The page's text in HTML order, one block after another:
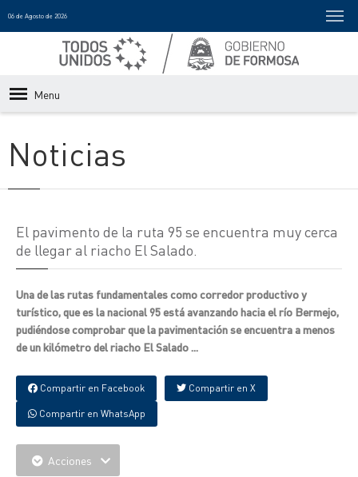
06 de Agosto de 2026
Menu
Noticias
El pavimento de la ruta 95 se encuentra muy cerca
de llegar al riacho El Salado.
Una de las rutas fundamentales como corredor productivo y
turístico, que es la nacional 95 está avanzando hacia el río Bermejo,
pudiéndose comprobar que la pavimentación se encuentra a menos
de un kilómetro del riacho El Salado ...
Compartir en Facebook Compartir en X
Compartir en WhatsApp
Acciones